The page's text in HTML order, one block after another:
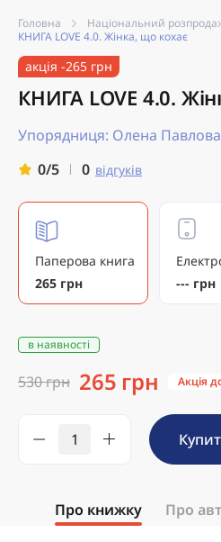
Головна
Національний
КНИГА LOVE 4.0. Жінка, що кохає
акція -265 грн
КНИГА LOVE 4.0.
Упорядниця: Олена Павлова
0/5
0 відгуків
Паперова книга
265 грн
--- грн
в наявності
530 грн 265 грн Акція
Про книжку Про